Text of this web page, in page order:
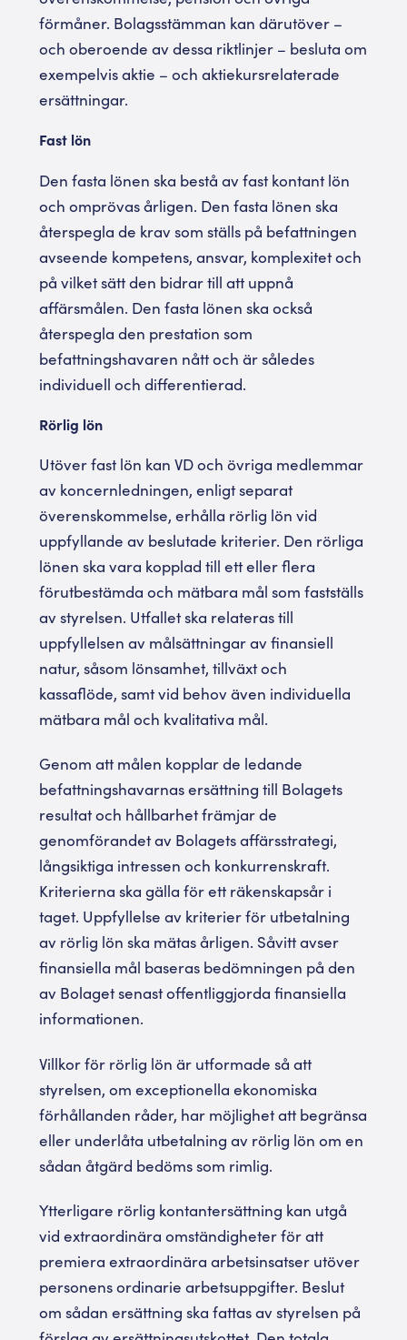
förmåner. Bolagsstämman kan därutöver –
och oberoende av dessa riktlinjer – besluta om
exempelvis aktie – och aktiekursrelaterade
ersättningar.
Fast lön
Den fasta lönen ska bestå av fast kontant lön
och omprövas årligen. Den fasta lönen ska
återspegla de krav som ställs på befattningen
avseende kompetens, ansvar, komplexitet och
på vilket sätt den bidrar till att uppnå
affärsmålen. Den fasta lönen ska också
återspegla den prestation som
befattningshavaren nått och är således
individuell och differentierad.
Rörlig lön
Utöver fast lön kan VD och övriga medlemmar
av koncernledningen, enligt separat
överenskommelse, erhålla rörlig lön vid
uppfyllande av beslutade kriterier. Den rörliga
lönen ska vara kopplad till ett eller flera
förutbestämda och mätbara mål som fastställs
av styrelsen. Utfallet ska relateras till
uppfyllelsen av målsättningar av finansiell
natur, såsom lönsamhet, tillväxt och
kassaflöde, samt vid behov även individuella
mätbara mål och kvalitativa mål.
Genom att målen kopplar de ledande
befattningshavarnas ersättning till Bolagets
resultat och hållbarhet främjar de
genomförandet av Bolagets affärsstrategi,
långsiktiga intressen och konkurrenskraft.
Kriterierna ska gälla för ett räkenskapsår i
taget. Uppfyllelse av kriterier för utbetalning
av rörlig lön ska mätas årligen. Såvitt avser
finansiella mål baseras bedömningen på den
av Bolaget senast offentliggjorda finansiella
informationen.
Villkor för rörlig lön är utformade så att
styrelsen, om exceptionella ekonomiska
förhållanden råder, har möjlighet att begränsa
eller underlåta utbetalning av rörlig lön om en
sådan åtgärd bedöms som rimlig.
Ytterligare rörlig kontantersättning kan utgå
vid extraordinära omständigheter för att
premiera extraordinära arbetsinsatser utöver
personens ordinarie arbetsuppgifter. Beslut
om sådan ersättning ska fattas av styrelsen på